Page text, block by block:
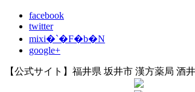
facebook
twitter
mixi�`�F�b�N
google+
【公式サイト】福井県 坂井市 漢方薬局 酒